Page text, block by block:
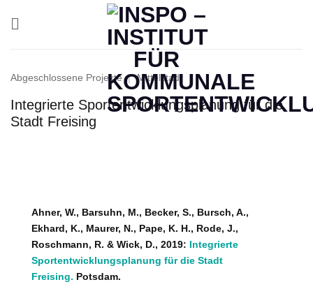
Abgeschlossene Projekte | Mittelstadt
Integrierte Sportentwicklungsplanung für die
Stadt Freising
Ahner, W., Barsuhn, M., Becker, S., Bursch, A.,
Ekhard, K., Maurer, N., Pape, K. H., Rode, J.,
Roschmann, R. & Wick, D., 2019: Integrierte
Sportentwicklungsplanung für die Stadt
Freising. Potsdam.